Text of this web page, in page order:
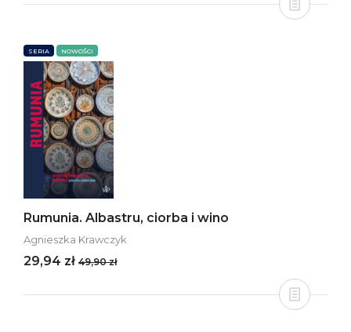
SERIA NOWOŚCI
Rumunia. Albastru, ciorba i wino
Agnieszka Krawczyk
29,94 zł 49,90 zł